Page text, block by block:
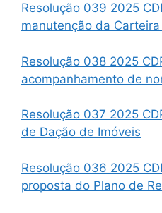
Resolução 039 2025
manutenção da
Resolução 038 2025
acompanhamento de
Resolução 037 2025
de Dação de Imóveis
Resolução 036 2025
proposta do Plano de